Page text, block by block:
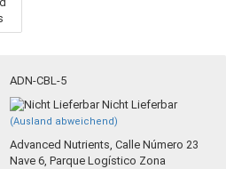
ADN-CBL-5
Nicht Lieferbar
(Ausland abweichend)
Advanced Nutrients, Calle Número 23
Nave 6, Parque Logístico Zona